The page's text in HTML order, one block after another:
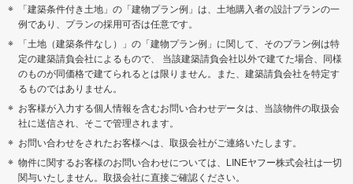
「建築条件付き土地」の「建物プラン例」は、土地購入者の設計プランの一
例であり、プランの採用可否は任意です。
「土地（建築条件なし）」の「建物プラン例」に関して、そのプラン例は特
定の建築請負会社によるもので、 当該建築請負会社以外で建てた場合、同様
のものが同価格で建てられるとは限りません。また、建築請負会社を特定す
るものではありません。
お客様が入力する個人情報を含むお問い合わせデータは、当該物件の取扱会
社に送信され、そこで管理されます。
お問い合わせをされたお客様へは、取扱会社がご連絡いたします。
物件に関するお客様のお問い合わせについては、LINEヤフー株式会社は一切
関与いたしません。取扱会社に直接ご確認ください。